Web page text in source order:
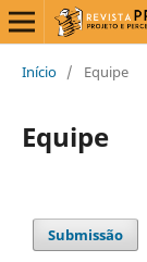
Início / Equipe
Equipe
Submissão